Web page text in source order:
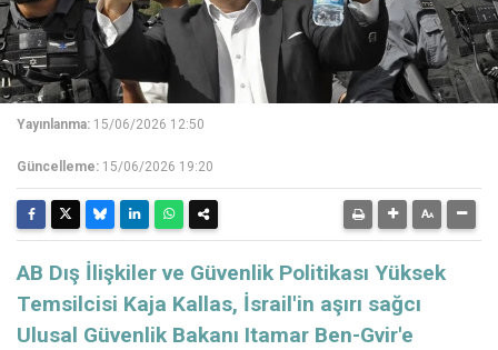
Yayınlanma: 15/06/2026 12:50
Güncelleme: 15/06/2026 19:20
AB Dış İlişkiler ve Güvenlik Politikası Yüksek
Temsilcisi Kaja Kallas, İsrail'in aşırı sağcı
Ulusal Güvenlik Bakanı Itamar Ben-Gvir'e